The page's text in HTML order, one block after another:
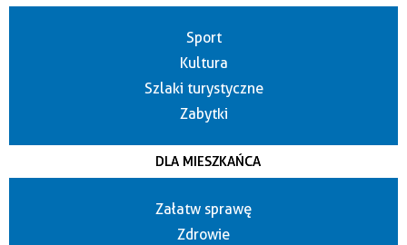
Sport
Kultura
Szlaki turystyczne
Zabytki
DLA MIESZKAŃCA
Załatw sprawę
Zdrowie